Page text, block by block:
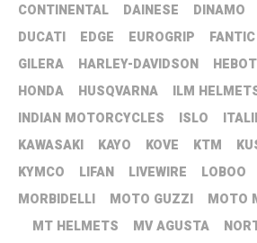
CONTINENTAL
DAINESE DINAMO
DUCATI
EDGE EUROGRIP FANTIC
GILERA
HARLEY-DAVIDSON
HONDA
HUSQVARNA ILM
INDIAN MOTORCYCLES
ISLO
KAWASAKI
KAYO KOVE KTM
KYMCO
LIFAN LIVEWIRE LOBOO
MORBIDELLI
MOTO GUZZI MOTO
MT HELMETS
MV AGUSTA